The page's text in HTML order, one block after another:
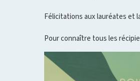
Félicitations aux lauréates et
Pour connaître tous les